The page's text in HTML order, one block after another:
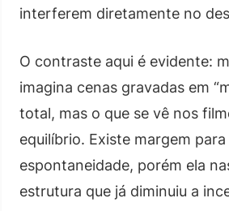
interferem diretamente no
O contraste aqui é evidente:
imagina cenas gravadas em
total, mas o que se vê nos
equilíbrio. Existe margem para
espontaneidade, porém ela
estrutura que já diminuiu a